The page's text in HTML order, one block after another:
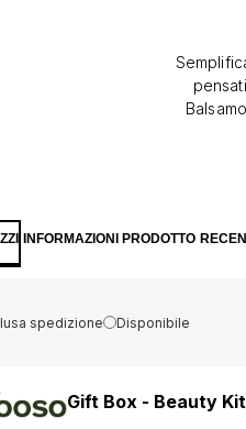
INFORMAZIONI PRODOTTO
spedizione Disponibile
Gift Box - Beauty